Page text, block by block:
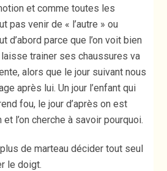
et comme toutes les
pas venir de « l’autre » ou
d’abord parce que l’on voit bien
laisse trainer ses chaussures va
alors que le jour suivant nous
après lui. Un jour l’enfant qui
fou, le jour d’après on est
l’on cherche à savoir pourquoi.
plus de marteau décider tout seul
le doigt.